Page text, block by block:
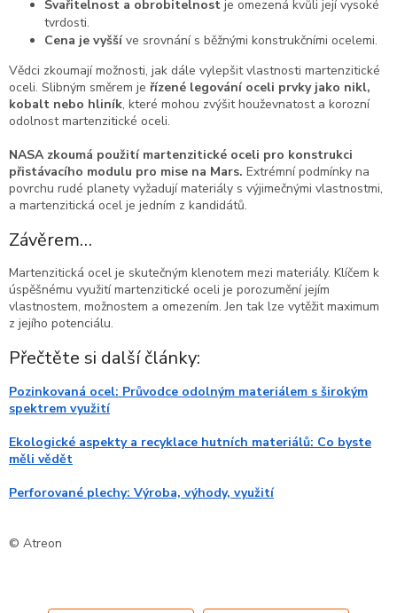
Svařitelnost a obrobitelnost je omezená kvůli její vysoké
tvrdosti.
Cena je vyššíve srovnání s běžnými konstrukčními ocelemi.
Vědci zkoumají možnosti, jak dále vylepšit vlastnosti martenzitické
oceli. Slibným směrem je řízené legování oceli prvky jako nikl,
kobalt nebo hliník, které mohou zvýšit houževnatost a korozní
odolnost martenzitické oceli.
NASA zkoumá použití martenzitické oceli pro konstrukci
přistávacího modulu pro mise na Mars. Extrémní podmínky na
povrchu rudé planety vyžadují materiály s výjimečnými vlastnostmi,
a martenzitická ocel je jedním z kandidátů.
Závěrem…
Martenzitická ocel je skutečným klenotem mezi materiály. Klíčem k
úspěšnému využití martenzitické oceli je porozumění jejím
vlastnostem, možnostem a omezením. Jen tak lze vytěžit maximum
z jejího potenciálu.
Přečtěte si další články:
Pozinkovaná ocel: Průvodce odolným materiálem s širokým
spektrem využití
Ekologické aspekty a recyklace hutních materiálů: Co byste
měli vědět
Perforované plechy: Výroba, výhody, využití
© Atreon